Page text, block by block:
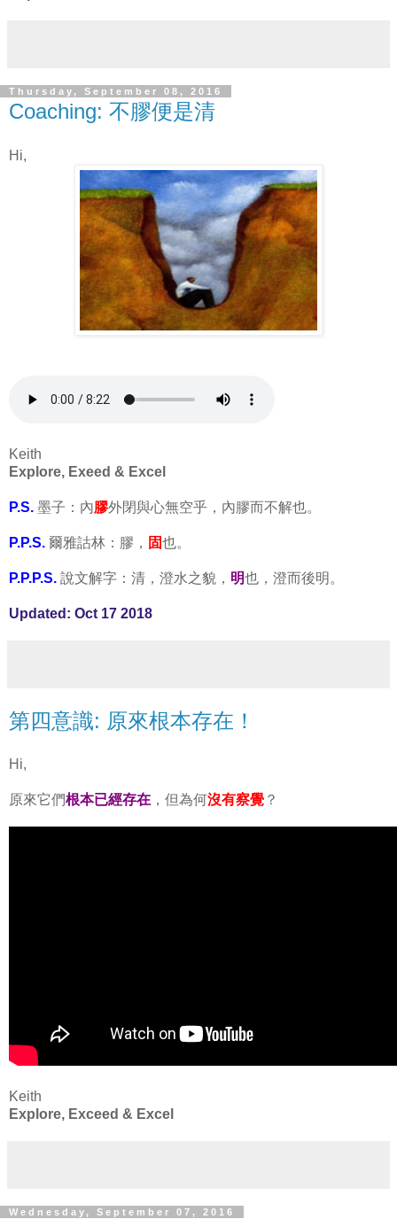
Thursday, September 08, 2016
Coaching: 不膠便是清
Hi,
Keith
Explore, Exeed & Excel
P.S. 墨子：內膠外閉與心無空乎，內膠而不解也。
P.P.S. 爾雅詁林：膠， 固也。
P.P.P.S. 說文解字：清，澄水之貌， 明也，澄而後明。
Updated: Oct 17 2018
第四意識: 原來根本存在！
Hi,
原來它們根本已經存在 ，但為何沒有察覺 ？
Keith
Explore, Exceed & Excel
Wednesday, September 07, 2016